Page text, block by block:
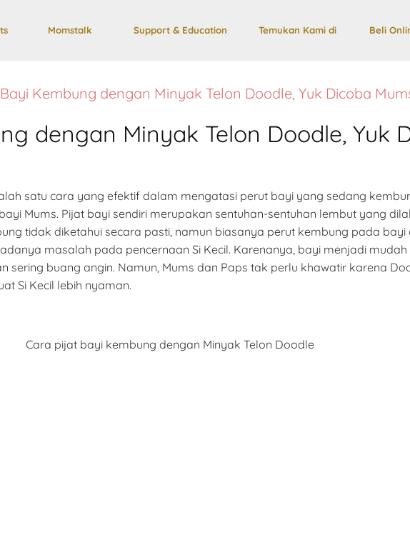
Momstalk Support & Education Temukan Kami di Beli
Kembung dengan Minyak Telon Doodle, Yuk Dicoba
dengan Minyak Telon Doodle, Yuk
satu cara yang efektif dalam mengatasi perut bayi yang sedang
Mums. Pijat bayi sendiri merupakan sentuhan-sentuhan lembut yang
tidak diketahui secara pasti, namun biasanya perut kembung pada
masalah pada pencernaan Si Kecil. Karenanya, bayi menjadi
sering buang angin. Namun, Mums dan Paps tak perlu khawatir karena
Si Kecil lebih nyaman.
Cara pijat bayi kembung dengan Minyak Telon Doodle